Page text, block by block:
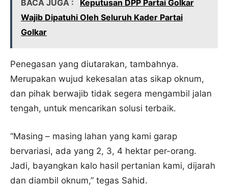
BACA JUGA :
Keputusan DPP Partai Golkar
Wajib Dipatuhi Oleh Seluruh Kader Partai
Golkar
Penegasan yang diutarakan, tambahnya.
Merupakan wujud kekesalan atas sikap oknum,
dan pihak berwajib tidak segera mengambil jalan
tengah, untuk mencarikan solusi terbaik.
“Masing – masing lahan yang kami garap
bervariasi, ada yang 2, 3, 4 hektar per-orang.
Jadi, bayangkan kalo hasil pertanian kami, dijarah
dan diambil oknum,” tegas Sahid.